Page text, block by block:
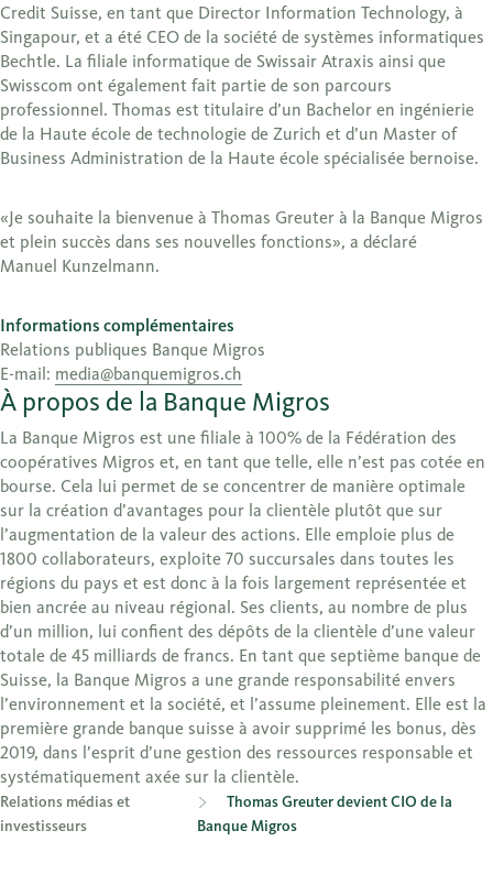
Credit Suisse, en tant que Director Information Technology, à
Singapour, et a été CEO de la société de systèmes informatiques
Bechtle. La filiale informatique de Swissair Atraxis ainsi que
Swisscom ont également fait partie de son parcours
professionnel. Thomas est titulaire d’un Bachelor en ingénierie
de la Haute école de technologie de Zurich et d’un Master of
Business Administration de la Haute école spécialisée bernoise.
«Je souhaite la bienvenue à Thomas Greuter à la Banque Migros
et plein succès dans ses nouvelles fonctions», a déclaré
Manuel Kunzelmann.
Informations complémentaires
Relations publiques Banque Migros
E-mail: media@banquemigros.ch
À propos de la Banque Migros
La Banque Migros est une filiale à 100% de la Fédération des
coopératives Migros et, en tant que telle, elle n’est pas cotée en
bourse. Cela lui permet de se concentrer de manière optimale
sur la création d’avantages pour la clientèle plutôt que sur
l’augmentation de la valeur des actions. Elle emploie plus de
1800 collaborateurs, exploite 70 succursales dans toutes les
régions du pays et est donc à la fois largement représentée et
bien ancrée au niveau régional. Ses clients, au nombre de plus
d’un million, lui confient des dépôts de la clientèle d’une valeur
totale de 45 milliards de francs. En tant que septième banque de
Suisse, la Banque Migros a une grande responsabilité envers
l’environnement et la société, et l’assume pleinement. Elle est la
première grande banque suisse à avoir supprimé les bonus, dès
2019, dans l’esprit d’une gestion des ressources responsable et
systématiquement axée sur la clientèle.
Relations médias et
investisseurs
Thomas Greuter devient CIO de la
Banque Migros